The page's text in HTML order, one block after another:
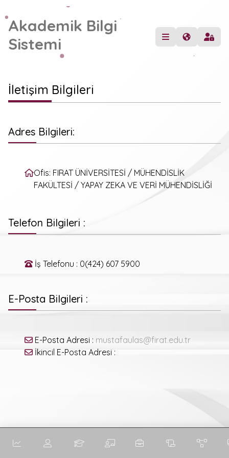
Akademik Bilgi
Sistemi
İletişim Bilgileri
Adres Bilgileri:
Ofis: FIRAT ÜNİVERSİTESİ / MÜHENDİSLİK
FAKÜLTESİ / YAPAY ZEKA VE VERİ MÜHENDİSLİĞİ
Telefon Bilgileri :
İş Telefonu : 0(424) 607 5900
E-Posta Bilgileri :
E-Posta Adresi : mustafaulas@firat.edu.tr
İkincil E-Posta Adresi :